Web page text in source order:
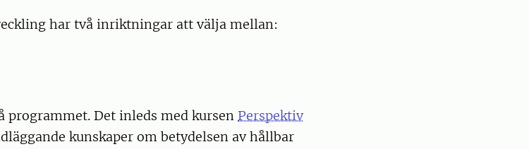
har två inriktningar att välja mellan:
programmet. Det inleds med kursen Perspektiv
kunskaper om betydelsen av hållbar